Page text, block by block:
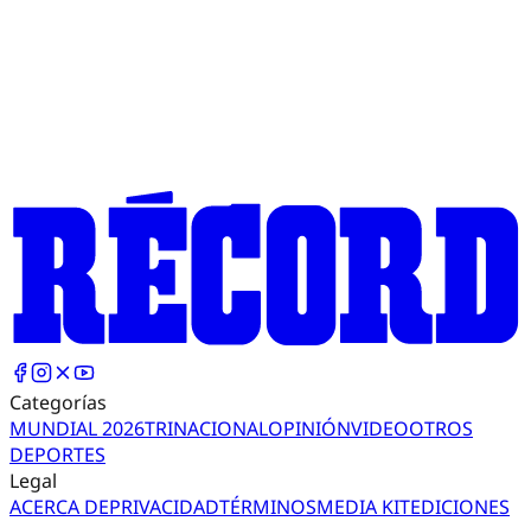
Categorías
MUNDIAL 2026TRINACIONALOPINIÓNVIDEOOTROS
DEPORTES
Legal
ACERCA DEPRIVACIDADTÉRMINOSMEDIA KITEDICIONES